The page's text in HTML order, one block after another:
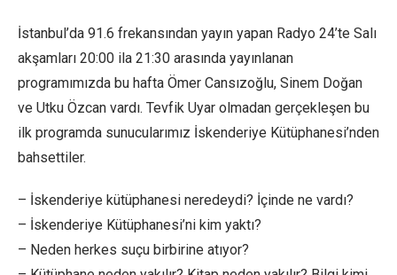
İstanbul’da 91.6 frekansından yayın yapan Radyo 24’te Salı
akşamları 20:00 ila 21:30 arasında yayınlanan
programımızda bu hafta Ömer Cansızoğlu, Sinem Doğan
ve Utku Özcan vardı. Tevfik Uyar olmadan gerçekleşen bu
ilk programda sunucularımız İskenderiye Kütüphanesi’nden
bahsettiler.
– İskenderiye kütüphanesi neredeydi? İçinde ne vardı?
– İskenderiye Kütüphanesi’ni kim yaktı?
– Neden herkes suçu birbirine atıyor?